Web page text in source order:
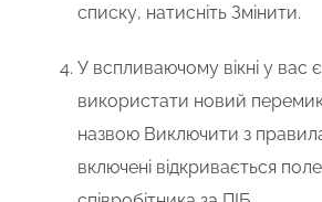
списку, натисніть Змінити.
У вспливаючому вікні у вас
використати новий
назвою Виключити з
включені відкривається поле